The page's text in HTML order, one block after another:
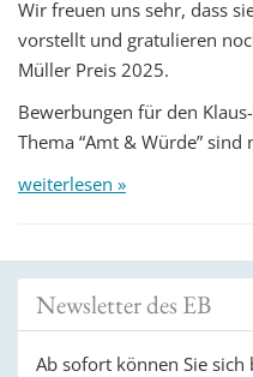
Wir freuen uns sehr, dass
vorstellt und gratulieren
Müller Preis 2025.
Bewerbungen für den
Thema “Amt & Würde”
weiterlesen »
Newsletter des EB
Ab sofort können Sie sich